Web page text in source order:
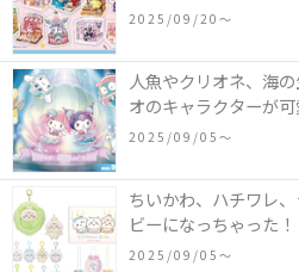
ん」などミニチュア
のメリーゴーランド
付きのウッドパズル2
2025/09/20〜
人魚やクリオネ、海
オのキャラクターが
2025～マーメイドフ
ズメント施設「ナム
ン」で開催！
2025/09/05〜
ちいかわ、ハチワレ
ビーになっちゃった
ビー)』の催事を全国
2025/09/05〜